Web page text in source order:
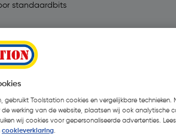
standaardbits
€ 7,49|
gebruikt Toolstation cookies en vergelijkbare technieken.
werking van de website, plaatsen wij ook analytische
wij cookies voor gepersonaliseerde advertenties.
cookieverklaring.